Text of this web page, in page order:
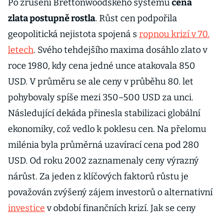
pro
začátečníky
Po zrušení Brettonwoodského systémucena
zlata postupně rostla. Růst cen podpořila
geopolitická nejistota spojená s ropnou krizí v 70.
letech. Svého tehdejšího maxima dosáhlo zlato v
roce 1980, kdy cena jedné unce atakovala 850
USD. V průměru se ale ceny v průběhu 80. let
pohybovaly spíše mezi 350–500 USD za unci.
Následující dekáda přinesla stabilizaci globální
ekonomiky, což vedlo k poklesu cen. Na přelomu
milénia byla průměrná uzavírací cena pod 280
USD. Od roku 2002 zaznamenaly ceny výrazný
nárůst. Za jeden z klíčových faktorů růstu je
považován zvýšený zájem investorů o alternativní
investice v období finančních krizí. Jak se ceny